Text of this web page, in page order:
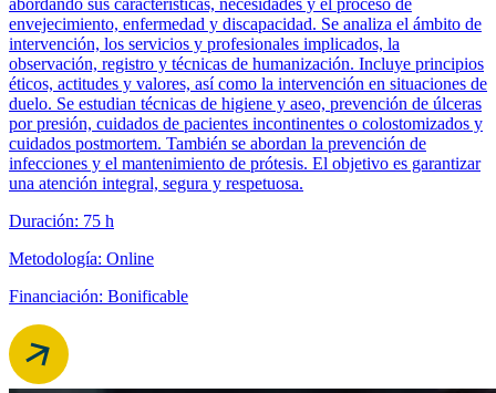
abordando sus características, necesidades y el proceso de
envejecimiento, enfermedad y discapacidad. Se analiza el ámbito de
intervención, los servicios y profesionales implicados, la
observación, registro y técnicas de humanización. Incluye principios
éticos, actitudes y valores, así como la intervención en situaciones de
duelo. Se estudian técnicas de higiene y aseo, prevención de úlceras
por presión, cuidados de pacientes incontinentes o colostomizados y
cuidados postmortem. También se abordan la prevención de
infecciones y el mantenimiento de prótesis. El objetivo es garantizar
una atención integral, segura y respetuosa.
Duración: 75 h
Metodología: Online
Financiación: Bonificable